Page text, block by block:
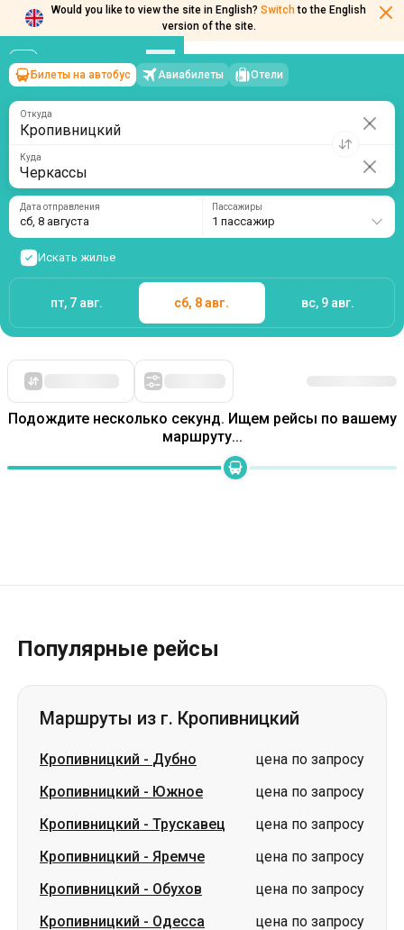
Would you like to view the site in English? Switch to the English
version of the site.
Кропивницкий→ Черкассы
сб, 8 августа/1 пассажир
Билеты на автобус Авиабилеты Отели
Откуда
Куда
Дата отправления
сб, 8 августа
Пассажиры
1 пассажир
Искать жилье
пт, 7 авг. сб, 8 авг. вс, 9 авг.
Подождите несколько секунд. Ищем рейсы по вашему
маршруту...
Популярные рейсы
Маршруты из г. Кропивницкий
Кропивницкий - Дубно
цена по запросу
Кропивницкий - Южное
цена по запросу
Кропивницкий - Трускавец
цена по запросу
Кропивницкий - Яремче
цена по запросу
Кропивницкий - Обухов
цена по запросу
Кропивницкий - Одесса
цена по запросу